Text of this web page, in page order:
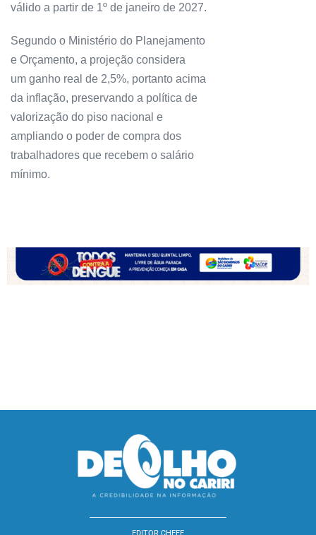
válido a partir de 1º de janeiro de 2027.
Segundo o Ministério do Planejamento
e Orçamento, a projeção considera
um ganho real de 2,5%, portanto acima
da inflação, preservando a política de
valorização do piso nacional e
ampliando o poder de compra dos
trabalhadores que recebem o salário
mínimo.